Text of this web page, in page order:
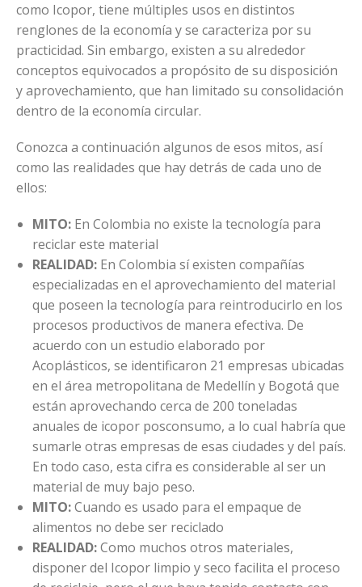
como Icopor, tiene múltiples usos en distintos
renglones de la economía y se caracteriza por su
practicidad. Sin embargo, existen a su alrededor
conceptos equivocados a propósito de su disposición
y aprovechamiento, que han limitado su consolidación
dentro de la economía circular.
Conozca a continuación algunos de esos mitos, así
como las realidades que hay detrás de cada uno de
ellos:
MITO: En Colombia no existe la tecnología para
reciclar este material
REALIDAD: En Colombia sí existen compañías
especializadas en el aprovechamiento del material
que poseen la tecnología para reintroducirlo en los
procesos productivos de manera efectiva. De
acuerdo con un estudio elaborado por
Acoplásticos, se identificaron 21 empresas ubicadas
en el área metropolitana de Medellín y Bogotá que
están aprovechando cerca de 200 toneladas
anuales de icopor posconsumo, a lo cual habría que
sumarle otras empresas de esas ciudades y del país.
En todo caso, esta cifra es considerable al ser un
material de muy bajo peso.
MITO:Cuando es usado para el empaque de
alimentos no debe ser reciclado
REALIDAD:Como muchos otros materiales,
disponer del Icopor limpio y seco facilita el proceso